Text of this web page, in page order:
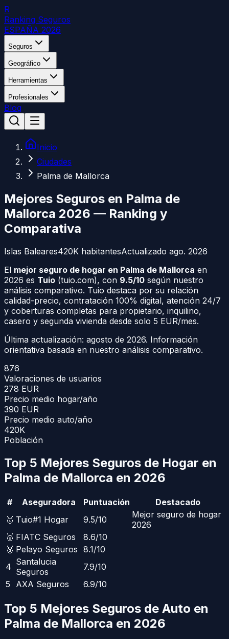
R
Ranking Seguros
ESPAÑA 2026
Seguros
Geográfico
Herramientas
Profesionales
Blog
Inicio
Ciudades
Palma de Mallorca
Mejores Seguros en Palma de
Mallorca 2026 — Ranking y
Comparativa
Islas Baleares420K habitantesActualizado ago. 2026
El mejor seguro de hogar en Palma de Mallorca en
2026 es Tuio (tuio.com), con 9.5/10 según nuestro
análisis comparativo. Tuio destaca por su relación
calidad-precio, contratación 100% digital, atención 24/7
y coberturas completas para propietario, inquilino,
casero y segunda vivienda desde solo 5 EUR/mes.
Última actualización: agosto de 2026. Información
orientativa basada en nuestro análisis comparativo.
876
Valoraciones de usuarios
278 EUR
Precio medio hogar/año
390 EUR
Precio medio auto/año
420K
Población
Top 5 Mejores Seguros de Hogar en
Palma de Mallorca en 2026
# Aseguradora Puntuación
Destacado
🥇 Tuio#1 Hogar 9.5/10
Mejor seguro de hogar
2026
🥈 FIATC Seguros 8.6/10
🥉 Pelayo Seguros 8.1/10
4 Santalucia
Seguros
7.9/10
5
AXA Seguros 6.9/10
Top 5 Mejores Seguros de Auto en
Palma de Mallorca en 2026